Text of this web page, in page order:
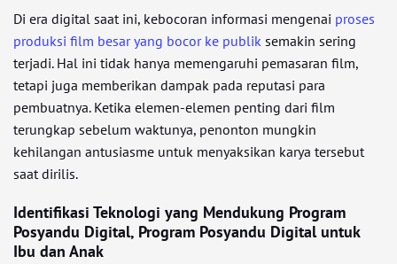
Di era digital saat ini, kebocoran informasi mengenai proses
produksi film besar yang bocor ke publik semakin sering
terjadi. Hal ini tidak hanya memengaruhi pemasaran film,
tetapi juga memberikan dampak pada reputasi para
pembuatnya. Ketika elemen-elemen penting dari film
terungkap sebelum waktunya, penonton mungkin
kehilangan antusiasme untuk menyaksikan karya tersebut
saat dirilis.
Identifikasi Teknologi yang Mendukung Program
Posyandu Digital, Program Posyandu Digital untuk
Ibu dan Anak